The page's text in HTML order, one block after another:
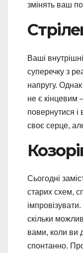
змінять ваш
Ваші
суперечку з
напругу.
не є
повернутися і
своє серце,
Сьогодні
старих схем,
скільки
вами, коли ви
спонтанно.